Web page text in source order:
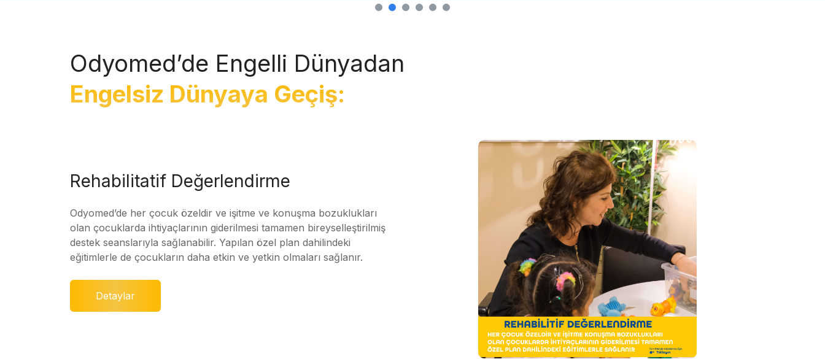
Odyomed’de Engelli Dünyadan
Engelsiz Dünyaya Geçiş:
Rehabilitatif Değerlendirme
Odyomed’de her çocuk özeldir ve işitme ve konuşma bozuklukları
olan çocuklarda ihtiyaçlarının giderilmesi tamamen bireyselleştirilmiş
destek seanslarıyla sağlanabilir. Yapılan özel plan dahilindeki
eğitimlerle de çocukların daha etkin ve yetkin olmaları sağlanır.
Detaylar